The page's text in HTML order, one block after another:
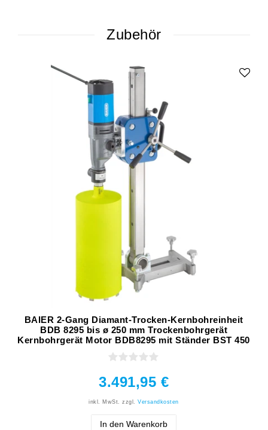
Zubehör
BAIER 2-Gang Diamant-Trocken-Kernbohreinheit
BDB 8295 bis ø 250 mm Trockenbohrgerät
Kernbohrgerät Motor BDB8295 mit Ständer BST 450
3.491,95 €
inkl. MwSt. zzgl.Versandkosten
In den Warenkorb